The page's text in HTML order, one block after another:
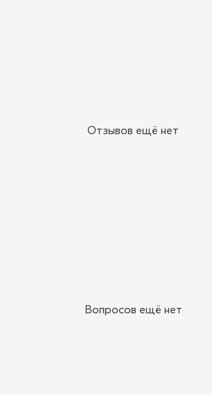
Отзывов ещё нет
Вопросов ещё нет